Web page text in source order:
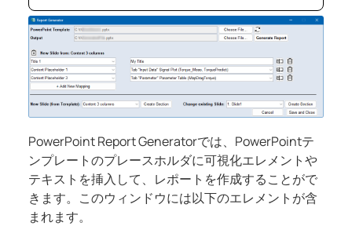
PowerPoint Report Generatorでは、PowerPointテ
ンプレートのプレースホルダに可視化エレメントや
テキストを挿入して、レポートを作成することがで
きます。このウィンドウには以下のエレメントが含
まれます。